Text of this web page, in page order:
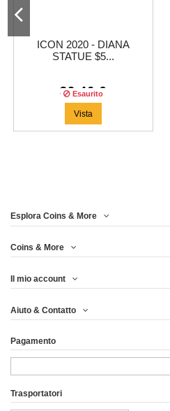
ICON 2020 - DIANA
STATUE $5...
32,46 €
Esaurito
Vista
Esplora Coins & More
Coins & More
Il mio account
Aiuto & Contatto
Pagamento
Trasportatori